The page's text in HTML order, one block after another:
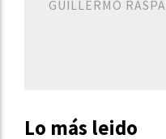
GUILLERMO RASPA
Lo más leido